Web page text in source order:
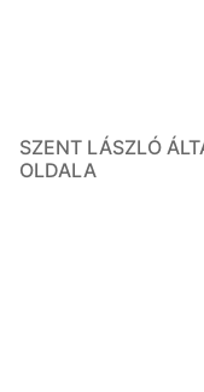
SZENT LÁSZLÓ
OLDALA